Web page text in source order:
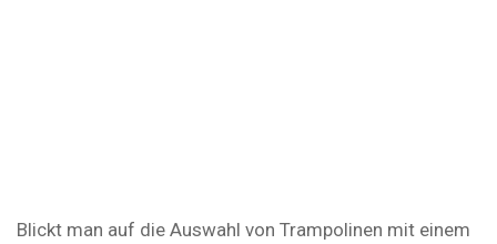
Blickt man auf die Auswahl von Trampolinen mit einem